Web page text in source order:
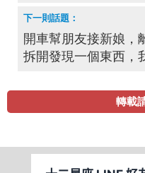
開車幫朋友接新娘，
拆開發現一個東西，
轉載